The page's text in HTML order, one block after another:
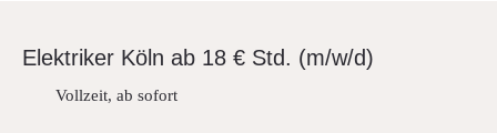
Elek­triker Köln ab 18 € Std. (m/w/d)
Vollzeit, ab sofort
FAQ
Sitemap